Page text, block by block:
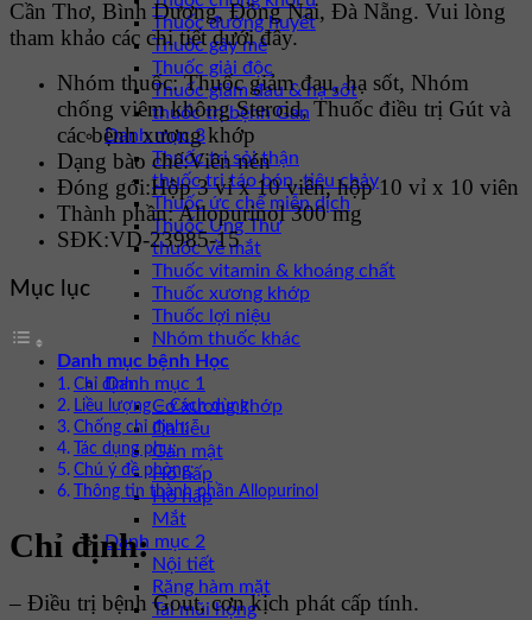
Thuốc đường huyết
Thuốc gây mê
Thuốc giải độc
Thuốc giảm đau & hạ sốt
thuốc trị bệnh Gan
Danh mục 3
Thuốc trị sỏi thận
thuốc trị táo bón, tiêu chảy
Thuốc ức chế miễn dịch
Thuốc Ung Thư
thuốc về mắt
Thuốc vitamin & khoáng chất
Thuốc xương khớp
Thuốc lợi niệu
Nhóm thuốc khác
Danh mục bệnh Học
Danh mục 1
Cơ xương khớp
Da liễu
Gan mật
Hô hấp
Hô hấp
Mắt
Danh mục 2
Nội tiết
Răng hàm mặt
Tai mũi họng
Cần Thơ, Bình Dương, Đồng Nai, Đà Nẵng. Vui lòng
tham khảo các chi tiết dưới đây.
Nhóm thuốc:Thuốc giảm đau, hạ sốt, Nhóm
chống viêm không Steroid, Thuốc điều trị Gút và
các bệnh xương khớp
Dạng bào chế:Viên nén
Đóng gói:Hộp 3 vỉ x 10 viên, hộp 10 vỉ x 10 viên
Thành phần:Allopurinol 300 mg
SĐK:VD-23985-15
Mục lục
Chỉ định:
Liều lượng – Cách dùng
Chống chỉ định:
Tác dụng phụ:
Chú ý đề phòng:
Thông tin thành phần Allopurinol
Chỉ định:
– Điều trị bệnh Gout, cơn kịch phát cấp tính.